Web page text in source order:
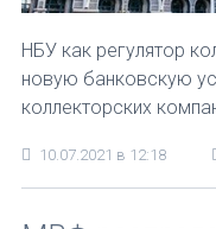
НБУ как регулятор
новую банковскую
коллекторских
10.07.2021 в 12:18